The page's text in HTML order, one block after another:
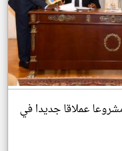
عملاقا جديدا في